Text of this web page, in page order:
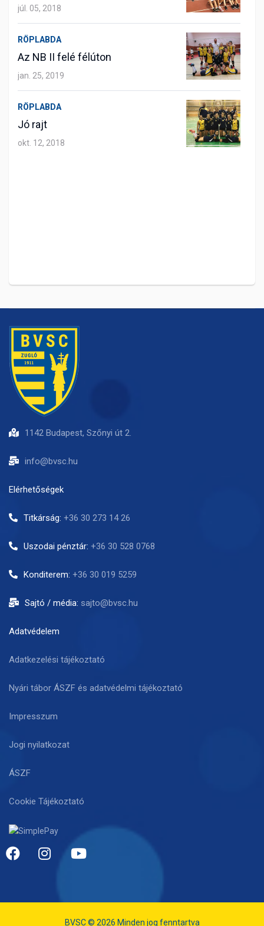
júl. 05, 2018
RÖPLABDA
Az NB II felé félúton
jan. 25, 2019
RÖPLABDA
Jó rajt
okt. 12, 2018
1142 Budapest, Szőnyi út 2.
info@bvsc.hu
Elérhetőségek
Titkárság: +36 30 273 14 26
Uszodai pénztár: +36 30 528 0768
Konditerem: +36 30 019 5259
Sajtó / média: sajto@bvsc.hu
Adatvédelem
Adatkezelési tájékoztató
Nyári tábor ÁSZF és adatvédelmi tájékoztató
Impresszum
Jogi nyilatkozat
ÁSZF
Cookie Tájékoztató
BVSC © 2026 Minden jog fenntartva